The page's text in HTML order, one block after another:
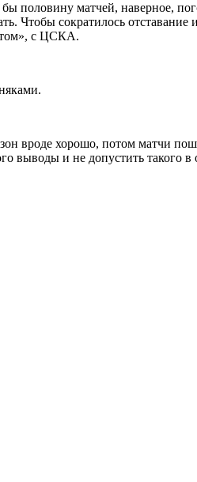
половину матчей, наверное,
Чтобы сократилось
с ЦСКА.
вроде хорошо, потом матчи
выводы и не допустить такого в